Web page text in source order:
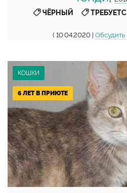
ЧЁРНЫЙ
( 10.04.2020 | Обсудить
КОШКИ
6 ЛЕТ В ПРИЮТЕ